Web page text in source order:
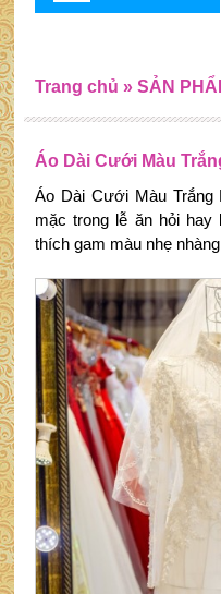
Áo Dài Cưới Màu
Áo Dài Cưới Màu
mặc trong lễ ăn hỏi
thích gam màu nhẹ
Trang chủ » SẢN